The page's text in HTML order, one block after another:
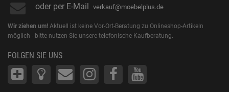
oder per E-Mail verkauf@moebelplus.de
Wir ziehen um! Aktuell ist keine Vor-Ort-Beratung zu Onlineshop-Artikeln
möglich - bitte nutzen Sie unsere telefonische Kaufberatung.
FOLGEN SIE UNS